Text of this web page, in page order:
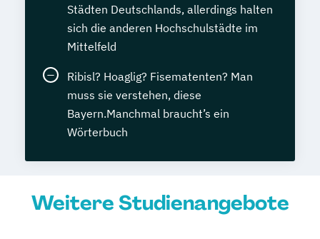
Städten Deutschlands, allerdings halten
sich die anderen Hochschulstädte im
Mittelfeld
Ribisl? Hoaglig? Fisematenten? Man
muss sie verstehen, diese
Bayern.Manchmal braucht’s ein
Wörterbuch
Weitere Studienangebote